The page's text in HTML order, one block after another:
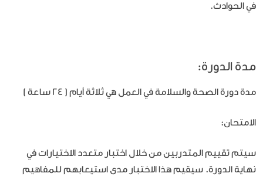
في الحوادث.
مدة الدورة:
مدة دورة الصحة والسلامة في العمل هي ثلاثة أيام ( 24 ساعة )
الامتحان:
سيتم تقييم المتدربين من خلال اختبار متعدد الاختيارات في
نهاية الدورة. سيقيم هذا الاختبار مدى استيعابهم للمفاهيم